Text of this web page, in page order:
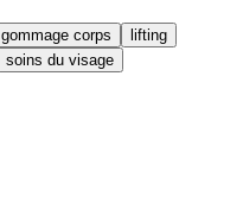
gommage corps
lifting
soins du visage